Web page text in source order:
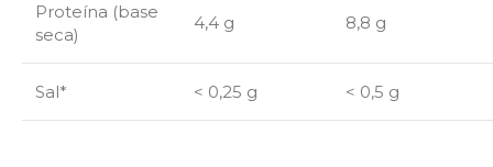
Proteína (base
seca)
4,4 g 8,8 g
Sal* < 0,25 g < 0,5 g